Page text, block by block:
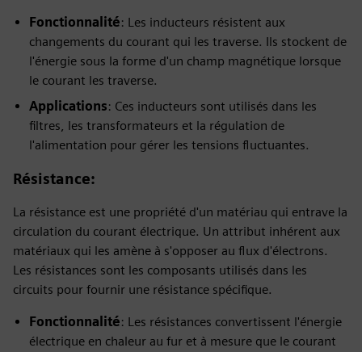
Fonctionnalité: Les inducteurs résistent aux
changements du courant qui les traverse. Ils stockent de
l'énergie sous la forme d'un champ magnétique lorsque
le courant les traverse.
Applications: Ces inducteurs sont utilisés dans les
filtres, les transformateurs et la régulation de
l'alimentation pour gérer les tensions fluctuantes.
Résistance:
La résistance est une propriété d'un matériau qui entrave la
circulation du courant électrique. Un attribut inhérent aux
matériaux qui les amène à s'opposer au flux d'électrons.
Les résistances sont les composants utilisés dans les
circuits pour fournir une résistance spécifique.
Fonctionnalité: Les résistances convertissent l'énergie
électrique en chaleur au fur et à mesure que le courant